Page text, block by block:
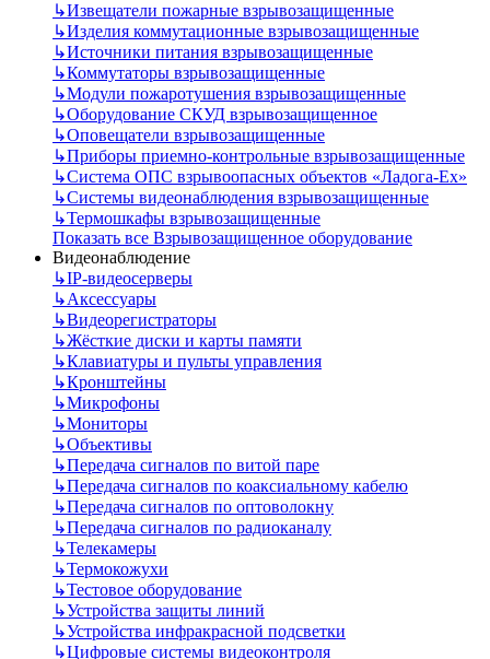
↳Извещатели пожарные взрывозащищенные
↳Изделия коммутационные взрывозащищенные
↳Источники питания взрывозащищенные
↳Коммутаторы взрывозащищенные
↳Модули пожаротушения взрывозащищенные
↳Оборудование СКУД взрывозащищенное
↳Оповещатели взрывозащищенные
↳Приборы приемно-контрольные взрывозащищенные
↳Система ОПС взрывоопасных объектов «Ладога-Ex»
↳Системы видеонаблюдения взрывозащищенные
↳Термошкафы взрывозащищенные
Показать все Взрывозащищенное оборудование
Видеонаблюдение
↳IP-видеосерверы
↳Аксессуары
↳Видеорегистраторы
↳Жёсткие диски и карты памяти
↳Клавиатуры и пульты управления
↳Кронштейны
↳Микрофоны
↳Мониторы
↳Объективы
↳Передача сигналов по витой паре
↳Передача сигналов по коаксиальному кабелю
↳Передача сигналов по оптоволокну
↳Передача сигналов по радиоканалу
↳Телекамеры
↳Термокожухи
↳Тестовое оборудование
↳Устройства защиты линий
↳Устройства инфракрасной подсветки
↳Цифровые системы видеоконтроля